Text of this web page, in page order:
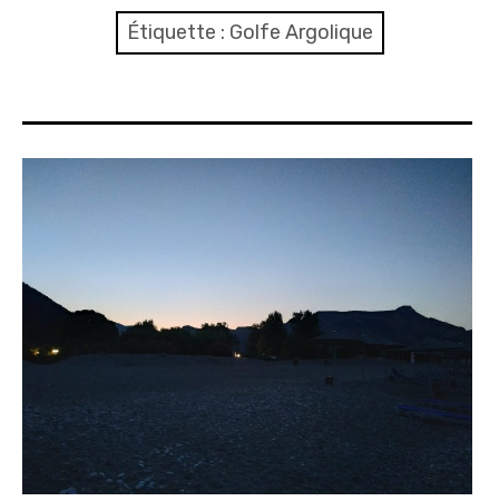
L’auto
Étiquette : Golfe Argolique